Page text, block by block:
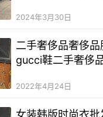
2024年3月30日
二手奢侈品奢侈品
gucci鞋二手奢侈
2022年4月24日
女装韩版时尚衣批